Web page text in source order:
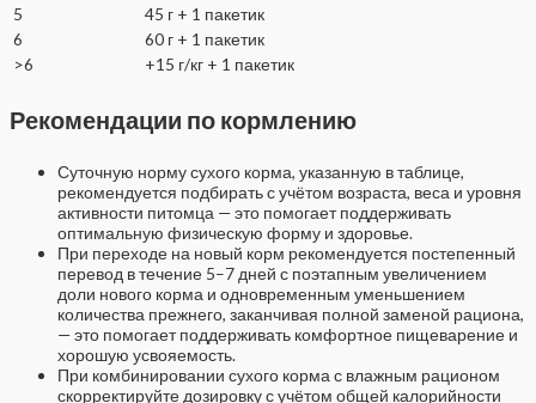
5
45 г + 1 пакетик
6
60 г + 1 пакетик
>6
+15 г/кг + 1 пакетик
Рекомендации по кормлению
Суточную норму сухого корма, указанную в таблице,
рекомендуется подбирать с учётом возраста, веса и уровня
активности питомца — это помогает поддерживать
оптимальную физическую форму и здоровье.
При переходе на новый корм рекомендуется постепенный
перевод в течение 5–7 дней с поэтапным увеличением
доли нового корма и одновременным уменьшением
количества прежнего, заканчивая полной заменой рациона,
— это помогает поддерживать комфортное пищеварение и
хорошую усвояемость.
При комбинировании сухого корма с влажным рационом
скорректируйте дозировку с учётом общей калорийности